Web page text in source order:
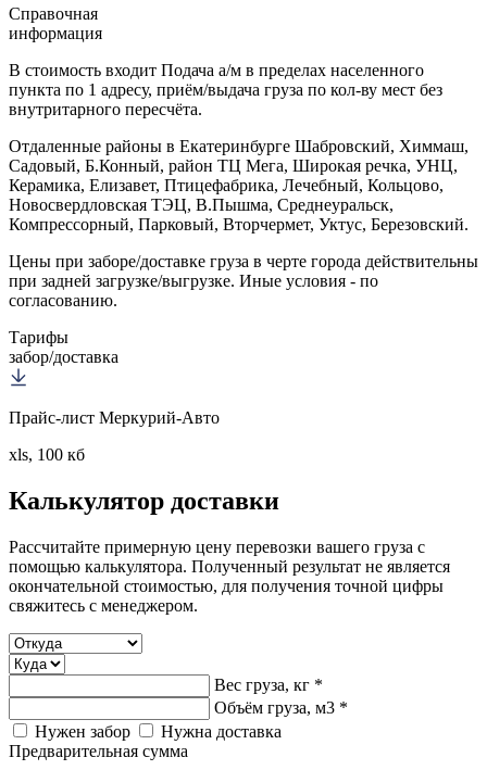
Справочная
информация
В стоимость входит Подача а/м в пределах населенного
пункта по 1 адресу, приём/выдача груза по кол-ву мест без
внутритарного пересчёта.
Отдаленные районы в Екатеринбурге Шабровский, Химмаш,
Садовый, Б.Конный, район ТЦ Мега, Широкая речка, УНЦ,
Керамика, Елизавет, Птицефабрика, Лечебный, Кольцово,
Новосвердловская ТЭЦ, В.Пышма, Среднеуральск,
Компрессорный, Парковый, Вторчермет, Уктус, Березовский.
Цены при заборе/доставке груза в черте города действительны
при задней загрузке/выгрузке. Иные условия - по
согласованию.
Тарифы
забор/доставка
Прайс-лист Меркурий-Авто
xls, 100 кб
Калькулятор доставки
Рассчитайте примерную цену перевозки вашего груза с
помощью калькулятора. Полученный результат не является
окончательной стоимостью, для получения точной цифры
свяжитесь с менеджером.
Вес груза, кг *
Объём груза, м3 *
Нужен забор
Нужна доставка
Предварительная сумма